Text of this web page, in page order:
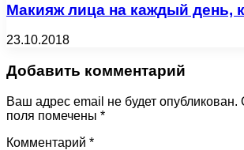
Макияж лица на каждый день,
23.10.2018
Добавить комментарий
Ваш адрес email не будет опубликован.
поля помечены *
Комментарий *